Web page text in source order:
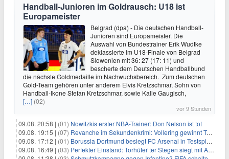
Handball-Junioren im Goldrausch: U18 ist
Europameister
Belgrad (dpa) - Die deutschen Handball-
Junioren sind Europameister. Die
Auswahl von Bundestrainer Erik Wudtke
deklassierte im U18-Finale von Belgrad
Slowenien mit 36: 27 (17: 11) und
bescherte dem Deutschen Handballbund
die nächste Goldmedaille im Nachwuchsbereich. Zum deutschen
Gold-Team gehören unter anderem Elvis Kretzschmar, Sohn von
Handball-Ikone Stefan Kretzschmar, sowie Kalle Gaugisch,
[…] (02)
vor 9 Stunden
09.08. 20:58 | (01) Nowitzkis erster NBA-Trainer: Don Nelson ist tot
09.08. 19:15 | (07) Revanche im Sekundenkrimi: Vollering gewinnt Tour
09.08. 17:12 | (01) Borussia Dortmund besiegt FC Arsenal in Testspiel mit 3:2
09.08. 16:49 | (03) Perfekter Einstand: Torhüter ter Stegen siegt mit Ajax